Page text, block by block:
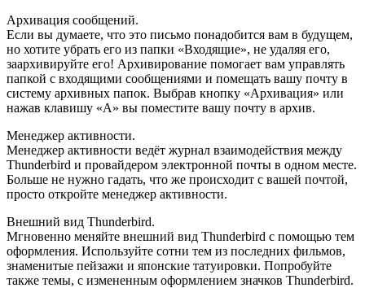
Архивация сообщений.
Если вы думаете, что это письмо понадобится вам в будущем,
но хотите убрать его из папки «Входящие», не удаляя его,
заархивируйте его! Архивирование помогает вам управлять
папкой с входящими сообщениями и помещать вашу почту в
систему архивных папок. Выбрав кнопку «Архивация» или
нажав клавишу «A» вы поместите вашу почту в архив.
Менеджер активности.
Менеджер активности ведёт журнал взаимодействия между
Thunderbird и провайдером электронной почты в одном месте.
Больше не нужно гадать, что же происходит с вашей почтой,
просто откройте менеджер активности.
Внешний вид Thunderbird.
Мгновенно меняйте внешний вид Thunderbird с помощью тем
оформления. Используйте сотни тем из последних фильмов,
знаменитые пейзажи и японские татуировки. Попробуйте
также темы, с измененным оформлением значков Thunderbird.